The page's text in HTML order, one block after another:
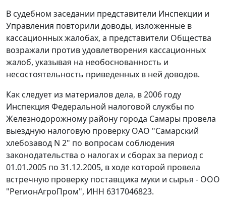
В судебном заседании представители Инспекции и
Управления повторили доводы, изложенные в
кассационных жалобах, а представители Общества
возражали против удовлетворения кассационных
жалоб, указывая на необоснованность и
несостоятельность приведенных в ней доводов.
Как следует из материалов дела, в 2006 году
Инспекция Федеральной налоговой службы по
Железнодорожному району города Самары провела
выездную налоговую проверку ОАО "Самарский
хлебозавод N 2" по вопросам соблюдения
законодательства о налогах и сборах за период с
01.01.2005 по 31.12.2005, в ходе которой провела
встречную проверку поставщика муки и сырья - ООО
"РегионАгроПром", ИНН 6317046823.